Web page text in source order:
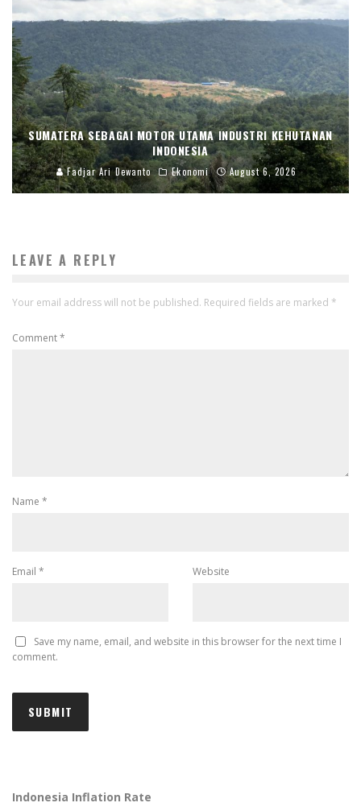
SUMATERA SEBAGAI MOTOR UTAMA INDUSTRI KEHUTANAN
INDONESIA
Fadjar Ari Dewanto Ekonomi August 6, 2026
LEAVE A REPLY
Your email address will not be published. Required fields are marked *
Comment*
Name *
Email * Website
Save my name, email, and website in this browser for the next time I
comment.
Indonesia Inflation Rate